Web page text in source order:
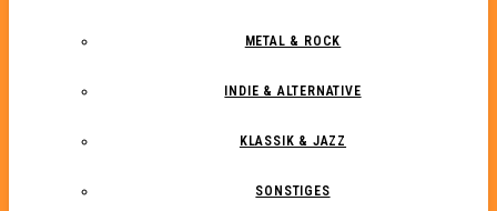
METAL & ROCK
INDIE & ALTERNATIVE
KLASSIK & JAZZ
SONSTIGES